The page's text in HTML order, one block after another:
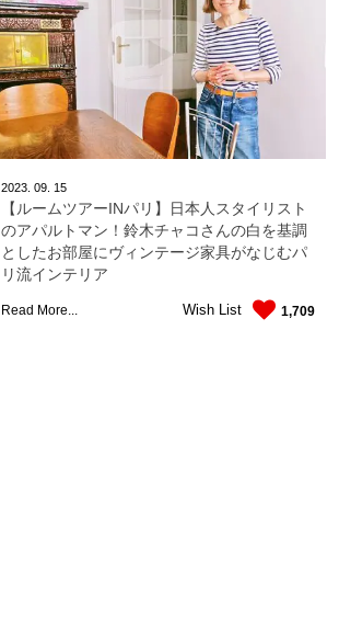
2023. 09. 15
【ルームツアーINパリ】日本人スタイリスト
のアパルトマン！鈴木チャコさんの白を基調
としたお部屋にヴィンテージ家具がなじむパ
リ流インテリア
Read More... 1,709
Wish List